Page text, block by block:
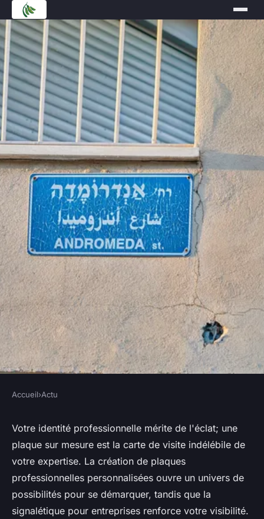
Optez pour des plaques
professionnelles sur mesure
géraud•21 mars 2024•3 min de lecture
Accueil›Actu
Votre identité professionnelle mérite de l'éclat; une
plaque sur mesure est la carte de visite indélébile de
votre expertise. La création de plaques
professionnelles personnalisées ouvre un univers de
possibilités pour se démarquer, tandis que la
signalétique pour entreprises renforce votre visibilité.